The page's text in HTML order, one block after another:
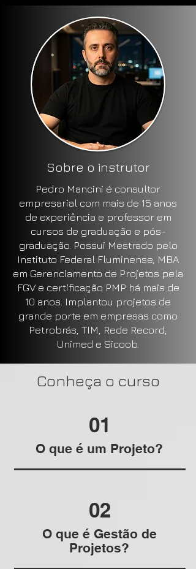
Sobre o instrutor
Pedro Mancini é consultor
empresarial com mais de 15 anos
de experiência e professor em
cursos de graduação e pós-
graduação. Possui Mestrado pelo
Instituto Federal Fluminense, MBA
em Gerenciamento de Projetos pela
FGV e certificação PMP há mais de
10 anos. Implantou projetos de
grande porte em empresas como
Petrobrás, TIM, Rede Record,
Unimed e Sicoob.
Conheça o curso
01
O que é um Projeto?
02
O que é Gestão de
Projetos?